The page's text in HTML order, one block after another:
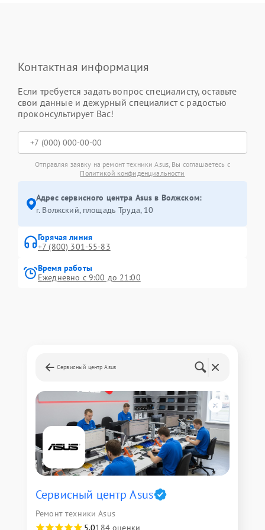
Контактная информация
Если требуется задать вопрос специалисту, оставьте
свои данные и дежурный специалист с радостью
проконсультирует Вас!
Отправляя заявку на ремонт техники Asus, Вы соглашаетесь с
Политикой конфиденциальности
Адрес сервисного центра Asus в Волжском:
г. Волжский, площадь Труда, 10
Горячая линия
+7 (800) 301-55-83
Время работы
Ежедневно с 9:00 до 21:00
Сервисный центр Asus
Сервисный центр Asus
Ремонт техники Asus
5,0184 оценки